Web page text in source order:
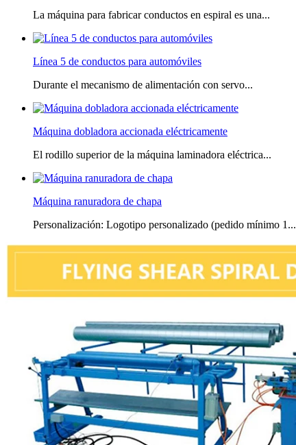
La máquina para fabricar conductos en espiral es una...
Línea 5 de conductos para automóviles
Durante el mecanismo de alimentación con servo...
Máquina dobladora accionada eléctricamente
El rodillo superior de la máquina laminadora eléctrica...
Máquina ranuradora de chapa
Personalización: Logotipo personalizado (pedido mínimo 1...